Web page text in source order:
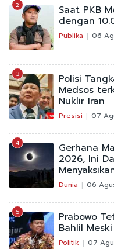
2 Saat PKB
dengan
Publika 06
3 Polisi
Medsos
Nuklir Iran
Presisi 07
4 Gerhana
2026, Ini
Dunia 06
5 Prabowo
Bahlil
Politik 07